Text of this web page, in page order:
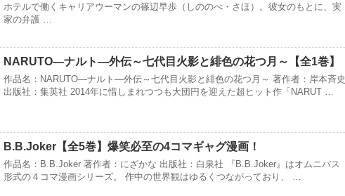
ホテルで働くキャリアウーマンの篠辺早歩（しののべ・さほ）。彼女のもとに、実
家の弁護 …
NARUTO―ナルト―外伝～七代目火影と緋色の花つ月～【全1巻】
作品名：NARUTO―ナルト―外伝～七代目火影と緋色の花つ月～ 著作者：岸本斉史
出版社：集英社 2014年に惜しまれつつも大団円を迎えた超ヒット作「NARUT …
B.B.Joker【全5巻】爆笑必至の4コマギャグ漫画！
作品名：B.B.Joker 著作者：にざかな 出版社：白泉社 『B.B.Joker』はオムニバス
形式の４コマ漫画シリーズ。 作中の世界観はゆるくつながっており、 …